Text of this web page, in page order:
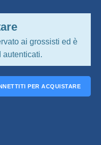
ai grossisti ed è
autenticati.
PER ACQUISTARE